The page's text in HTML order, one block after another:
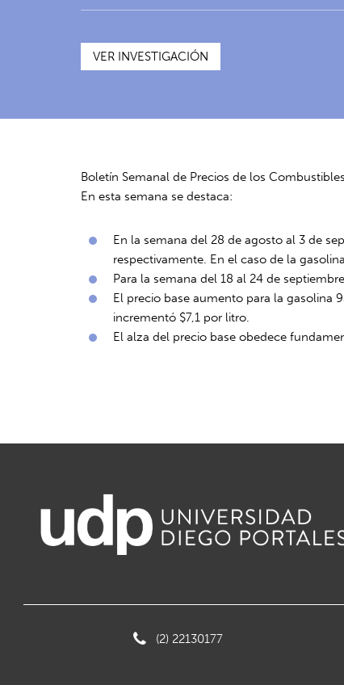
VER INVESTIGACIÓN
Boletín Semanal de Precios de los
En esta semana se destaca:
En la semana del 28 de agosto al 3 de
respectivamente. En el caso de la
Para la semana del 18 al 24 de
El precio base aumento para la gasolina
incrementó $7,1 por litro.
El alza del precio base obedece
(2) 22130177